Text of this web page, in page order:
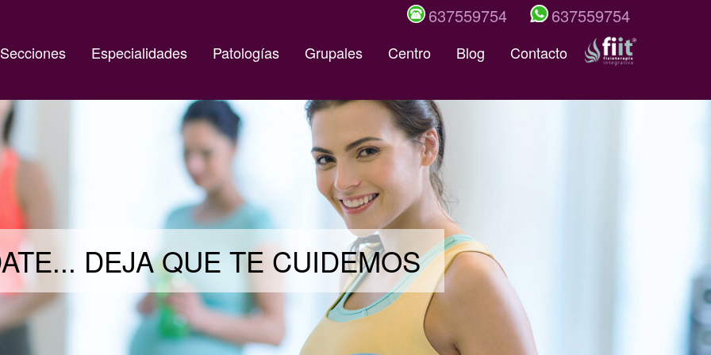
637559754 637559754
Secciones Especialidades Patologías Grupales Centro Blog Contacto
DEJA QUE TE CUIDEMOS